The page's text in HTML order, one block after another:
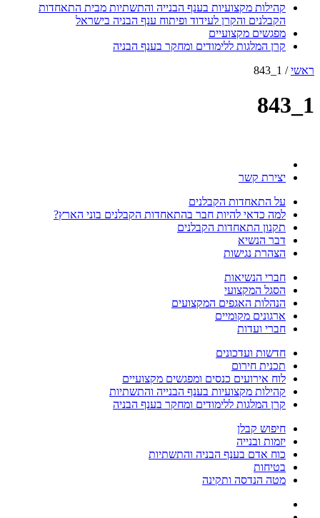
קהילות מקצועיות בענף הבנייה והתשתיות מבית התאחדות
הקבלנים והקרן לעידוד ופיתוח ענף הבניה בישראל
מפגשים מקצועיים
קרן המלגות ללימודים ומחקר בענף הבניה
ראשי/
1_843
1_843
יצירת קשר
על התאחדות הקבלנים
למה כדאי להיות חבר בהתאחדות הקבלנים בוני הארץ?
תקנון התאחדות הקבלנים
דבר הנשיא
הצהרת נגישות
חברי הנשיאות
הסגל המקצועי
הנהלות האגפים המקצועים
ארגונים מקומיים
חברי ועדות
חדשות ועדכונים
תכנית חירום
לוח אירועים כנסים ומפגשים מקצועיים
קהילות מקצועיות בענף הבנייה והתשתיות
קרן המלגות ללימודים ומחקר בענף הבניה
חיפוש קבלן
יזמות ובנייה
כוח אדם בענף הבניה והתשתיות
בטיחות
מטה הנדסה ותקינה